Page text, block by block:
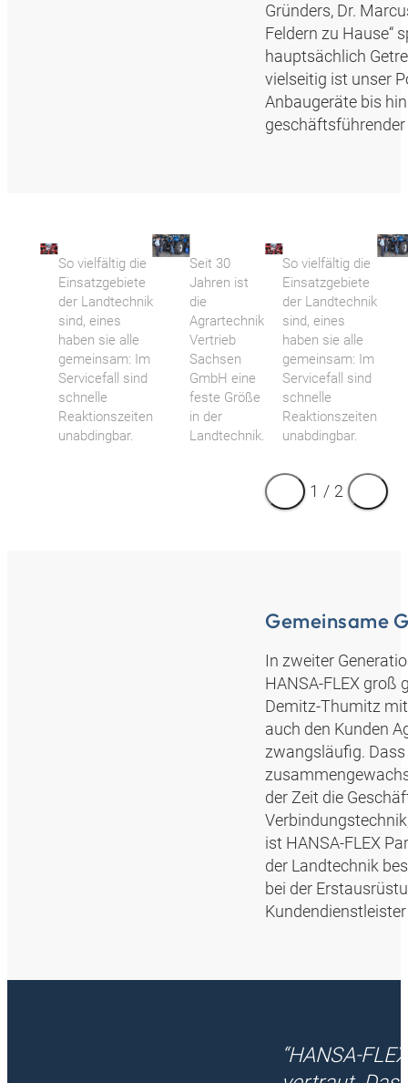
Gründers, Dr.
Feldern zu Hause“
hauptsächlich
vielseitig ist unser
Anbaugeräte bis
So vielfältig die
Einsatzgebiete
der Landtechnik
sind, eines
haben sie alle
gemeinsam: Im
Servicefall sind
schnelle
Reaktionszeiten
unabdingbar.
Seit 30
Jahren ist
die
Agrartechnik
Vertrieb
Sachsen
GmbH eine
feste Größe
in der
Landtechnik.
So vielfältig die
Einsatzgebiete
der Landtechnik
sind, eines
haben sie alle
gemeinsam: Im
Servicefall sind
schnelle
Reaktionszeiten
unabdingbar.
1 / 2
Gemeinsame
In zweiter
HANSA‑FLEX groß
Demitz-Thumitz
auch den Kunden
zwangsläufig.
der Zeit die
ist HANSA‑FLEX
der Landtechnik
bei der